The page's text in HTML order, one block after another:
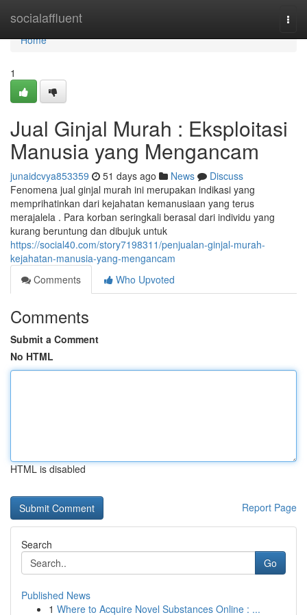
socialaffluent
Home
Home
1
Jual Ginjal Murah : Eksploitasi
Manusia yang Mengancam
junaidcvya853359 51 days ago News
Discuss
Fenomena jual ginjal murah ini merupakan indikasi yang
memprihatinkan dari kejahatan kemanusiaan yang terus
merajalela . Para korban seringkali berasal dari individu yang
kurang beruntung dan dibujuk untuk
https://social40.com/story7198311/penjualan-ginjal-murah-
kejahatan-manusia-yang-mengancam
Comments
Who Upvoted
Comments
Submit a Comment
No HTML
HTML is disabled
Report Page
Search
Go
Published News
1 Where to Acquire Novel Substances Online : ...